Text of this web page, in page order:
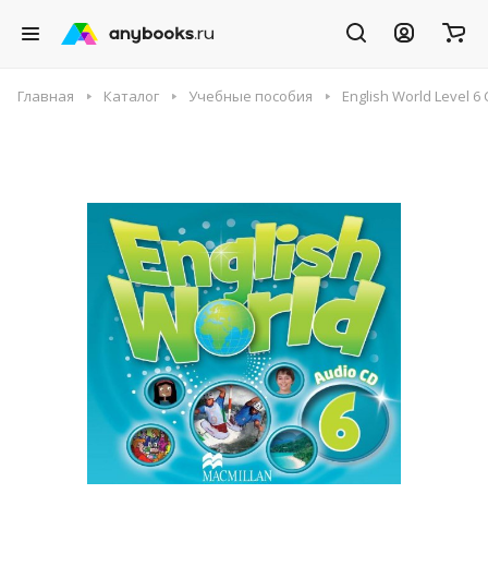
Главная Каталог Учебные пособия English World Level 6